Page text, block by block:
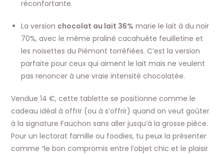
réconfortante.
La version chocolat au lait 36% marie le lait à du noir
70%, avec le même praliné cacahuète feuilletine et
les noisettes du Piémont torréfiées. C’est la version
parfaite pour ceux qui aiment le lait mais ne veulent
pas renoncer à une vraie intensité chocolatée.
Vendue 14 €, cette tablette se positionne comme le
cadeau idéal à offrir (ou à s’offrir) quand on veut goûter
à la signature Fauchon sans aller jusqu’à la grosse pièce.
Pour un lectorat famille ou foodies, tu peux la présenter
comme “le bon compromis entre l’objet chic et le plaisir